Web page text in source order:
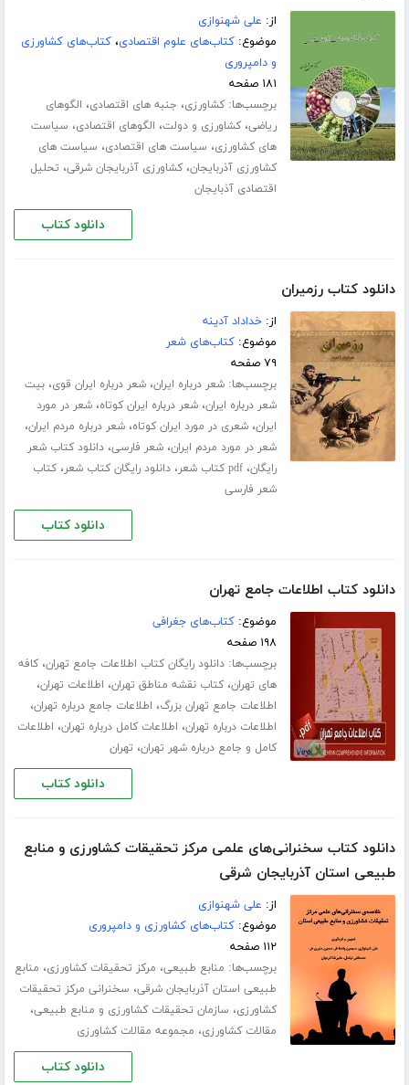
از: علی شهنوازی
موضوع:کتاب‌های علوم اقتصادی،کتاب‌های کشاورزی
و دامپروری
۱۸۱ صفحه
برچسب‌ها:کشاورزی، جنبه های اقتصادی، الگوهای
ریاضی،کشاورزی و دولت، الگوهای اقتصادی، سیاست
های کشاورزی، سیاست های اقتصادی، سیاست های
کشاورزی آذربایجان،کشاورزی آذربایجان شرقی، تحلیل
اقتصادی آذبایجان
دانلود کتاب
دانلود کتاب رزمیران
از:خداداد آدینه
موضوع:کتاب‌های شعر
۷۹ صفحه
برچسب‌ها:شعر درباره ایران،شعر درباره ایران قوی،بیت
شعر درباره ایران،شعر درباره ایران کوتاه،شعر در مورد
ایران،شعری در مورد ایران کوتاه،شعر درباره مردم ایران،
شعر در مورد مردم ایران،شعر فارسی،دانلود کتاب شعر
رایگان،pdf کتاب شعر ،دانلود رایگان کتاب شعر،کتاب
شعر فارسی
دانلود کتاب
دانلود کتاب اطلاعات جامع تهران
موضوع:کتاب‌های جغرافی
۱۹۸ صفحه
برچسب‌ها:دانلود رایگان کتاب اطلاعات جامع تهران،کافه
های تهران،کتاب نقشه مناطق تهران، اطلاعات تهران،
اطلاعات جامع تهران بزرگ، اطلاعات جامع درباره تهران،
اطلاعات درباره تهران، اطلاعات کامل درباره تهران، اطلاعات
کامل و جامع درباره شهر تهران، تهران
دانلود کتاب
دانلود کتاب سخنرانی‌های علمی مرکز تحقیقات کشاورزی و منابع
طبیعی استان آذربایجان شرقی
از: علی شهنوازی
موضوع:کتاب‌های کشاورزی و دامپروری
۱۱۲ صفحه
برچسب‌ها: منابع طبیعی، مرکز تحقیقات کشاورزی، منابع
طبیعی استان آذربایجان شرقی، سخنرانی مرکز تحقیقات
کشاورزی، سازمان تحقیقات کشاورزی و منابع طبیعی،
مقالات کشاورزی، مجموعه مقالات کشاورزی
دانلود کتاب